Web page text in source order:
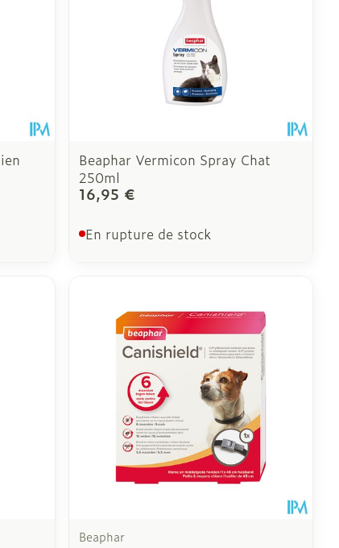
Beaphar Vermicon Spray Chat
250ml
16,95 €
En rupture de stock
Beaphar